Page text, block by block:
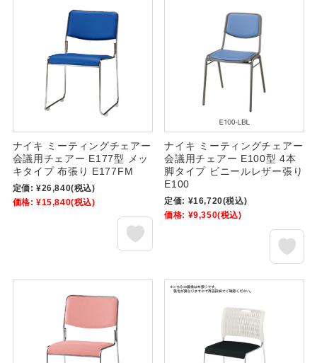
ナイキ ミーティングチェアー
会議用チェアー E177型 メッ
キタイプ 布張り E177FM
定価: ¥26,840(税込)
価格: ¥15,840(税込)
ナイキ ミーティングチェアー
会議用チェアー E100型 4本
脚タイプ ビニールレザー張り
E100
定価: ¥16,720(税込)
価格: ¥9,350(税込)